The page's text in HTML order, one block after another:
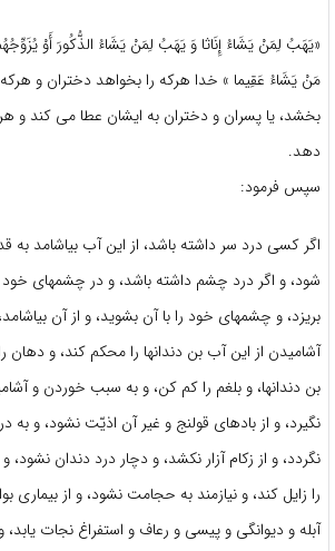
«يَهَبُ لِمَنْ يَشَاءُ إِنَاثا وَ يَهَبُ لِمَنْ يَشَاءُ الذُّكُورَ أَوْ
مَنْ يَشَاءُ عَقِيما » خدا هركه را بخواهد دختران و
بخشد، يا پسران و دختران به ايشان عطا می كند و
دهد.
سپس فرمود:
اگر كسى درد سر داشته باشد، از اين آب بياشامد به
شود، و اگر درد چشم داشته باشد، و در چشمهاى
بريزد، و چشمهاى خود را با آن بشويد، و از آن
آشاميدن از اين آب بن دندانها را محكم كند، و دهان
بن دندانها، و بلغم‏ را كم كن، و به سبب خوردن و
نگيرد، و از بادهاى قولنج و غير آن اذيّت نشود، و
نگردد، و از زكام آزار نكشد، و دچار درد دندان
را زايل كند، و نيازمند به حجامت‏ نشود، و از بيمارى
آبله و ديوانگى و پيسى و رعاف و استفراغ نجات يابد،